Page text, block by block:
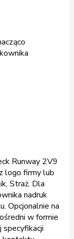
Runway 2V9
logo firmy lub
Straż. Dla
nadruk
Opcjonalnie na
w formie
specyfikacji